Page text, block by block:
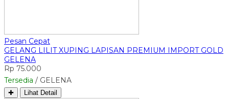
Pesan Cepat
GELANG LILIT XUPING LAPISAN PREMIUM IMPORT GOLD
GELENA
Rp 75.000
Tersedia / GELENA
✚ Lihat Detail